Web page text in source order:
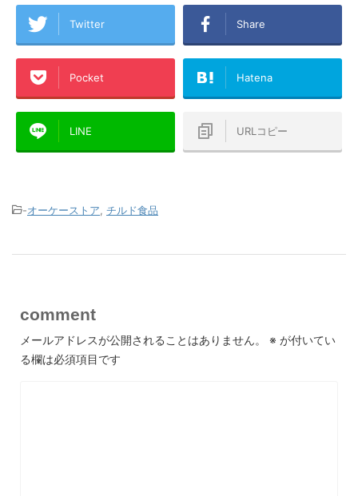
Twitter Share
Pocket Hatena
LINE URLコピー
-オーケーストア チルド食品
comment
メールアドレスが公開されることはありません。 ※ が付いてい
る欄は必須項目です